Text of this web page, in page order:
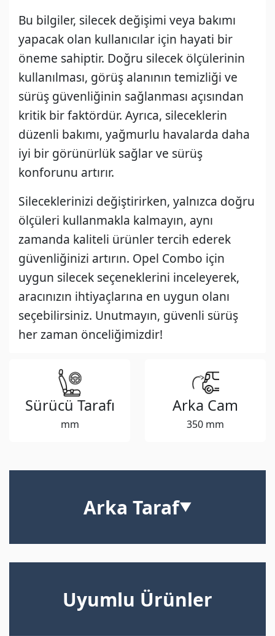
Bu bilgiler, silecek değişimi veya bakımı
yapacak olan kullanıcılar için hayati bir
öneme sahiptir. Doğru silecek ölçülerinin
kullanılması, görüş alanının temizliği ve
sürüş güvenliğinin sağlanması açısından
kritik bir faktördür. Ayrıca, sileceklerin
düzenli bakımı, yağmurlu havalarda daha
iyi bir görünürlük sağlar ve sürüş
konforunu artırır.
Sileceklerinizi değiştirirken, yalnızca doğru
ölçüleri kullanmakla kalmayın, aynı
zamanda kaliteli ürünler tercih ederek
güvenliğinizi artırın. Opel Combo için
uygun silecek seçeneklerini inceleyerek,
aracınızın ihtiyaçlarına en uygun olanı
seçebilirsiniz. Unutmayın, güvenli sürüş
her zaman önceliğimizdir!
Sürücü Tarafı
mm
Arka Cam
350 mm
Arka Taraf▼
Uyumlu Ürünler